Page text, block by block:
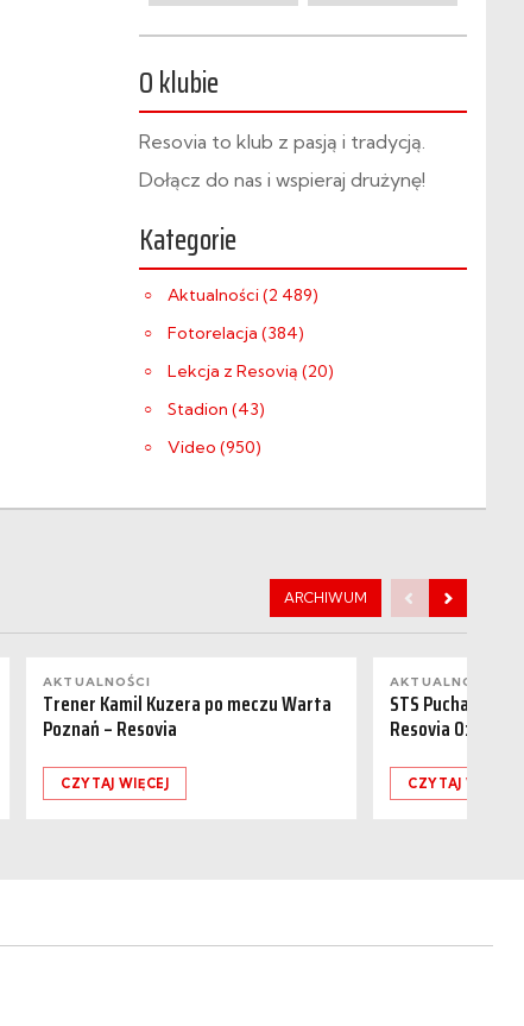
O klubie
Resovia to klub z pasją i tradycją.
Dołącz do nas i wspieraj drużynę!
Kategorie
Aktualności (2 489)
Fotorelacja (384)
Lekcja z Resovią (20)
Stadion (43)
Video (950)
ARCHIWUM
AKTUALNOŚCI
Trener Kamil Kuzera po meczu Warta
Poznań – Resovia
CZYTAJ WIĘCEJ
AKTUALNOŚCI
STS Puchar
Resovia 0:1
CZYTAJ WIĘCEJ